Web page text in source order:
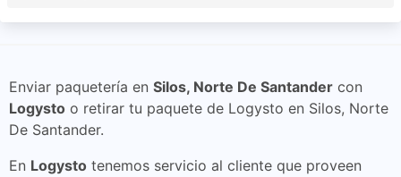
Enviar paquetería en Silos, Norte De Santander con
Logysto o retirar tu paquete de Logysto en Silos, Norte
De Santander.
En Logysto tenemos servicio al cliente que proveen